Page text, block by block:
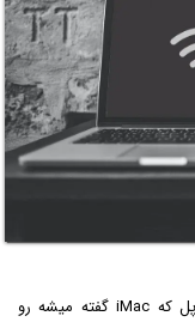
اگر به تازگی یکی از لپ تاپ ها یا کامپیوترهای اپل که iMac گفته میشه رو